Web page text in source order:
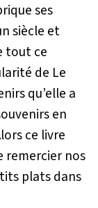
ses
siècle et
tout ce
de Le
qu’elle a
en
ce livre
remercier nos
plats dans